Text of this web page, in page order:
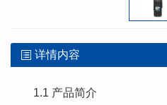
详情内容
1.1 产品简介